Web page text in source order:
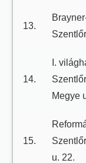
13.
14.
I.
Megye
15.
u. 22.